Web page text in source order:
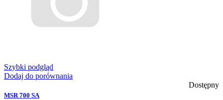
Szybki podgląd
Dodaj do porównania
Dostępny
MSR 700 SA